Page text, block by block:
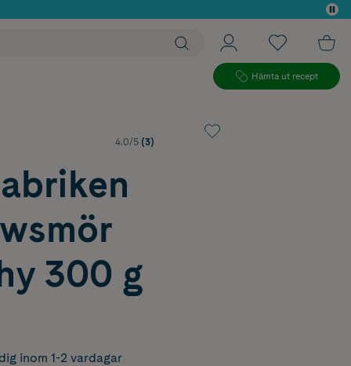
Hämta ut recept
4.0/5 (3)
300 g
inom 1-2 vardagar